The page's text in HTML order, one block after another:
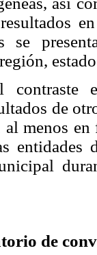
se
de
menos
entidades
de